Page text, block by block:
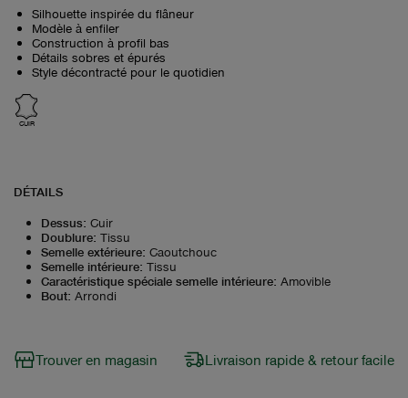
Silhouette inspirée du flâneur
Modèle à enfiler
Construction à profil bas
Détails sobres et épurés
Style décontracté pour le quotidien
CUIR
DÉTAILS
Dessus: Cuir
Doublure: Tissu
Semelle extérieure: Caoutchouc
Semelle intérieure: Tissu
Caractéristique spéciale semelle intérieure: Amovible
Bout: Arrondi
Trouver en magasin Livraison rapide & retour facile